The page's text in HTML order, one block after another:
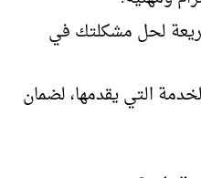
لحل مشكلتك في
التي يقدمها، لضمان